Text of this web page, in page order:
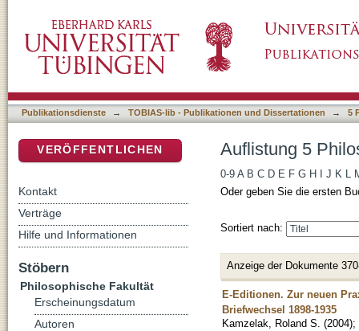
Publikationsdienste → TOBIAS-lib - Publikationen und Dissertationen → 5
Auflistung 5
0-9 A B C D E F G H J K L
Oder geben Sie die ersten
Sortiert nach:
Anzeige der Dokumente
E-Editionen. Zur neuen
Briefwechsel 1898-1935
Kamzelak, Roland S. (2004);
VERÖFFENTLICHEN
Kontakt
Verträge
Hilfe und Informationen
Stöbern
Philosophische Fakultät
Erscheinungsdatum
Autoren